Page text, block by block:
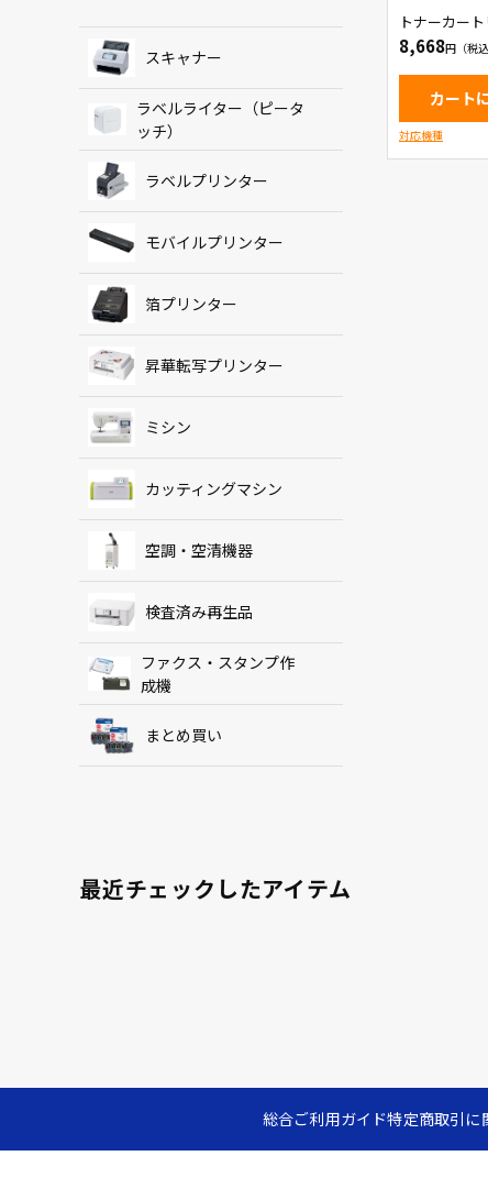
スキャナー
ラベルライター（ピータ
ッチ）
ラベルプリンター
モバイルプリンター
箔プリンター
昇華転写プリンター
ミシン
カッティングマシン
空調・空清機器
検査済み再生品
ファクス・スタンプ作
成機
まとめ買い
トナーカー
8,668
カート
対応機種
最近チェックしたアイテム
総合ご利用ガイド特定商取引に